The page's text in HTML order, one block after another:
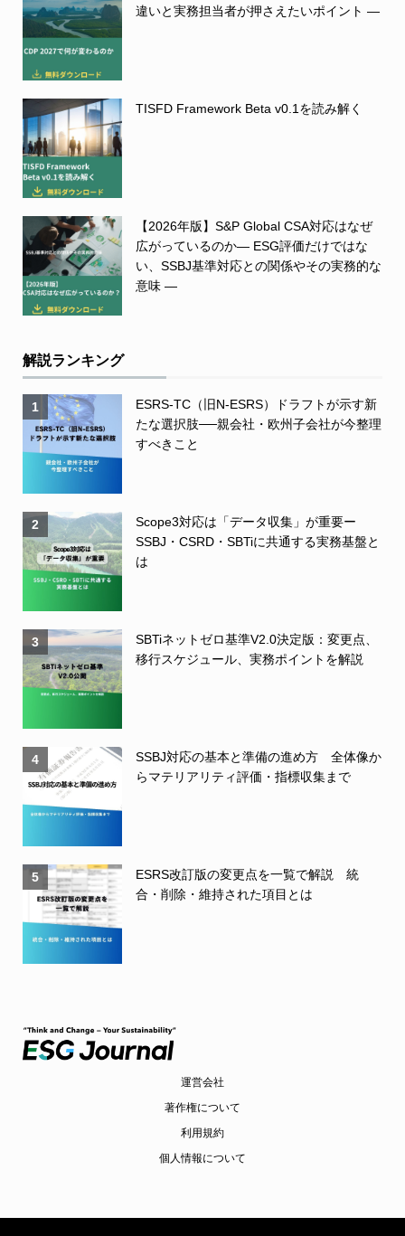
違いと実務担当者が押さえたいポイント ―
TISFD Framework Beta v0.1を読み解く
【2026年版】S&P Global CSA対応はなぜ
広がっているのか― ESG評価だけではな
い、SSBJ基準対応との関係やその実務的な
意味 ―
解説ランキング
1
ESRS-TC（旧N-ESRS）ドラフトが示す新
たな選択肢──親会社・欧州子会社が今整理
すべきこと
2
Scope3対応は「データ収集」が重要ー
SSBJ・CSRD・SBTiに共通する実務基盤と
は
3
SBTiネットゼロ基準V2.0決定版：変更点、
移行スケジュール、実務ポイントを解説
4
SSBJ対応の基本と準備の進め方 全体像か
らマテリアリティ評価・指標収集まで
5
ESRS改訂版の変更点を一覧で解説 統
合・削除・維持された項目とは
運営会社
著作権について
利用規約
個人情報について